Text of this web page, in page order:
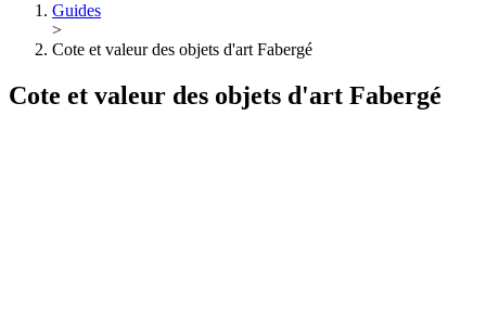
Guides
>
Cote et valeur des objets d'art Fabergé
Cote et valeur des objets d'art Fabergé